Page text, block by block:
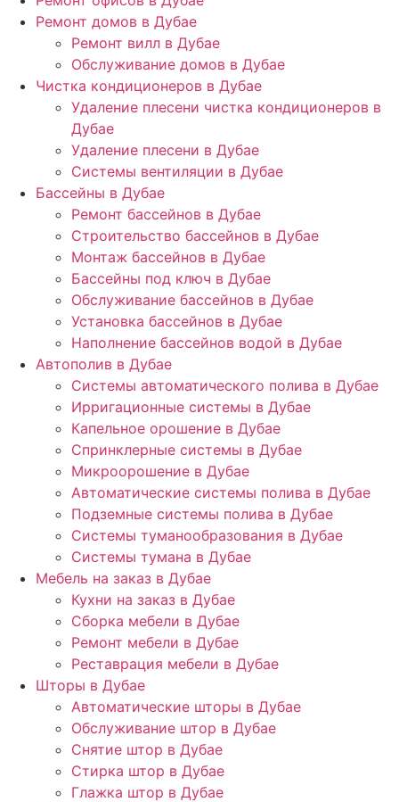
Ремонт домов в Дубае
Ремонт вилл в Дубае
Обслуживание домов в Дубае
Чистка кондиционеров в Дубае
Удаление плесени чистка кондиционеров в
Дубае
Удаление плесени в Дубае
Системы вентиляции в Дубае
Бассейны в Дубае
Ремонт бассейнов в Дубае
Строительство бассейнов в Дубае
Монтаж бассейнов в Дубае
Бассейны под ключ в Дубае
Обслуживание бассейнов в Дубае
Установка бассейнов в Дубае
Наполнение бассейнов водой в Дубае
Автополив в Дубае
Системы автоматического полива в Дубае
Ирригационные системы в Дубае
Капельное орошение в Дубае
Спринклерные системы в Дубае
Микроорошение в Дубае
Автоматические системы полива в Дубае
Подземные системы полива в Дубае
Системы туманообразования в Дубае
Системы тумана в Дубае
Мебель на заказ в Дубае
Кухни на заказ в Дубае
Сборка мебели в Дубае
Ремонт мебели в Дубае
Реставрация мебели в Дубае
Шторы в Дубае
Автоматические шторы в Дубае
Обслуживание штор в Дубае
Снятие штор в Дубае
Стирка штор в Дубае
Глажка штор в Дубае